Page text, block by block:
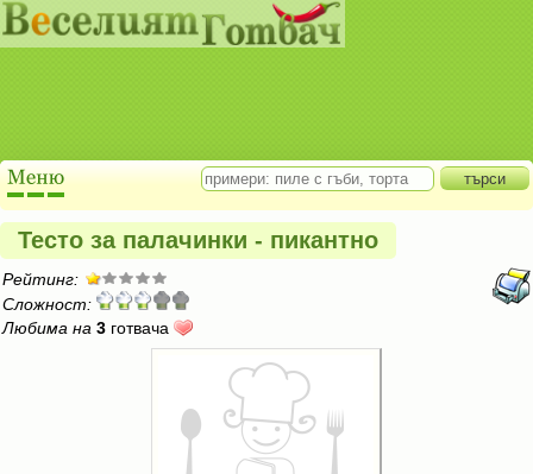
Тесто за палачинки - пикантно
Рейтинг:
Сложност:
Любима на 3 готвача